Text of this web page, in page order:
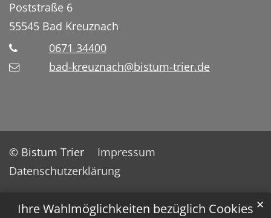
Ihre Wahlmöglichkeiten bezüglich Cookies ✕
Poststraße 6
55545 Bad Kreuznach
0671 34400
bad-kreuznach@bistum-trier.de
© Bistum Trier
Impressum
Datenschutzerklärung